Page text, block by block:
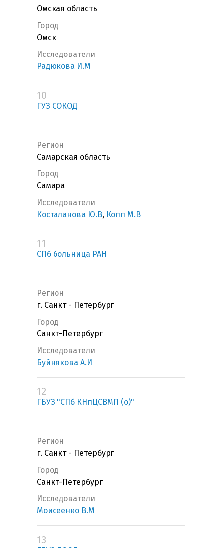
Омская область
Город
Омск
Исследователи
Радюкова И.М
10
ГУЗ СОКОД
Регион
Самарская область
Город
Самара
Исследователи
Косталанова Ю.В, Копп М.В
11
СПб больница РАН
Регион
г. Санкт - Петербург
Город
Санкт-Петербург
Исследователи
Буйнякова А.И
12
ГБУЗ "СПб КНпЦСВМП (о)"
Регион
г. Санкт - Петербург
Город
Санкт-Петербург
Исследователи
Моисеенко В.М
13